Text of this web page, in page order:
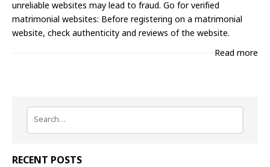
unreliable websites may lead to fraud. Go for verified
matrimonial websites: Before registering on a matrimonial
website, check authenticity and reviews of the website.
Read more
RECENT POSTS